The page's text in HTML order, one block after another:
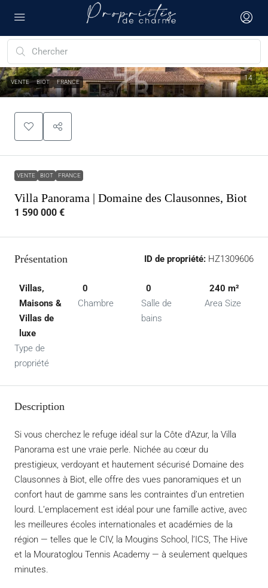
14
VENTE BIOT FRANCE
VENTE BIOT FRANCE
Villa Panorama | Domaine des Clausonnes, Biot
1 590 000 €
Présentation ID de propriété: HZ1309606
Villas,
Maisons &
Villas de
luxe
Type de
propriété
0
Chambre
0
Salle de
bains
240 m²
Area Size
Description
Si vous cherchez le refuge idéal sur la Côte d’Azur, la Villa
Panorama est une vraie perle. Nichée au cœur du
prestigieux, verdoyant et hautement sécurisé Domaine des
Clausonnes à Biot, elle offre des vues panoramiques et un
confort haut de gamme sans les contraintes d’un entretien
lourd. L’emplacement est idéal pour une famille active, avec
les meilleures écoles internationales et académies de la
région — telles que le CIV, la Mougins School, l’ICS, The Hive
et la Mouratoglou Tennis Academy — à seulement quelques
minutes.